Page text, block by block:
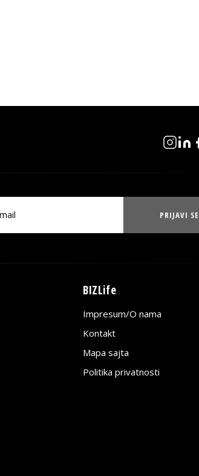
PRIJAVI SE
BIZLife
Impresum/O nama
Kontakt
Mapa sajta
Politika privatnosti